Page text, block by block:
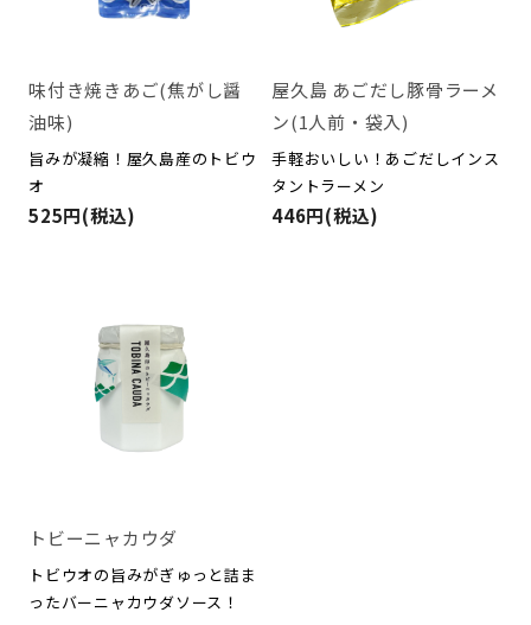
味付き焼きあご(焦がし醤
油味)
旨みが凝縮！屋久島産のトビウ
オ
525円(税込)
屋久島 あごだし豚骨ラーメ
ン(1人前・袋入)
手軽おいしい！あごだしインス
タントラーメン
446円(税込)
トビーニャカウダ
トビウオの旨みがぎゅっと詰ま
ったバーニャカウダソース！